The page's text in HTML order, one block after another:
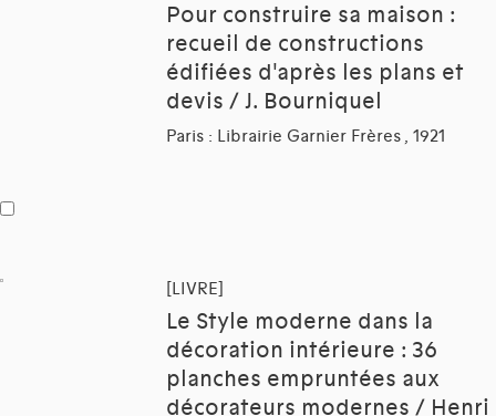
Pour construire sa maison :
recueil de constructions
édifiées d'après les plans et
devis / J. Bourniquel
Paris : Librairie Garnier Frères , 1921
[LIVRE]
Le Style moderne dans la
décoration intérieure : 36
planches empruntées aux
décorateurs modernes / Henri